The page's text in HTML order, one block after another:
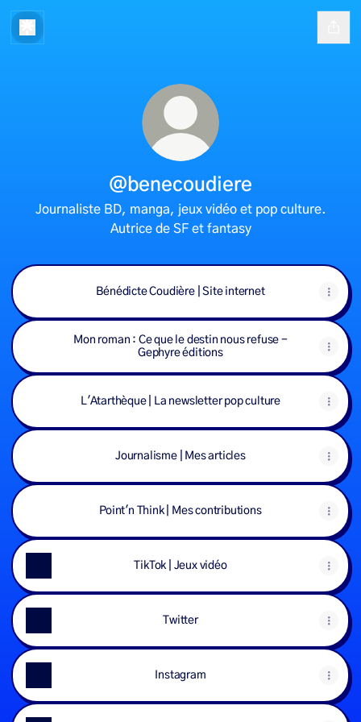
@benecoudiere
Journaliste BD, manga, jeux vidéo et pop culture.
Autrice de SF et fantasy
Bénédicte Coudière | Site internet
Mon roman : Ce que le destin nous refuse -
Gephyre éditions
L'Atarthèque | La newsletter pop culture
Journalisme | Mes articles
Point'n Think | Mes contributions
TikTok | Jeux vidéo
Twitter
Instagram